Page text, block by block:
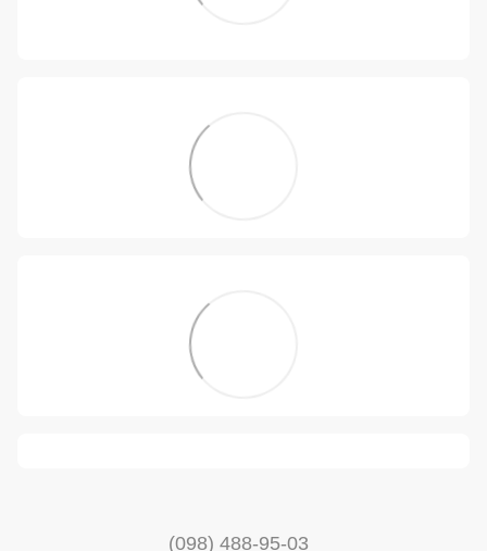
(098) 488-95-03